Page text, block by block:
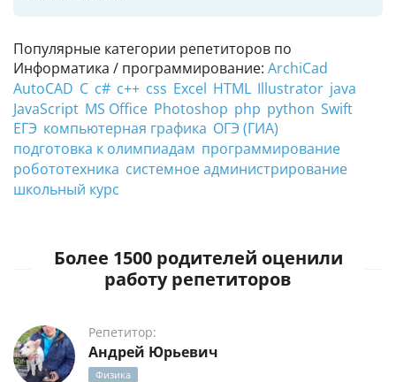
Популярные категории репетиторов по
Информатика / программирование: ArchiCad
AutoCAD C c# c++ css Excel HTML Illustrator java
JavaScript MS Office Photoshop php python Swift
ЕГЭ компьютерная графика ОГЭ (ГИА)
подготовка к олимпиадам программирование
робототехника системное администрирование
школьный курс
Более 1500 родителей оценили
работу репетиторов
Репетитор:
Андрей Юрьевич
Физика